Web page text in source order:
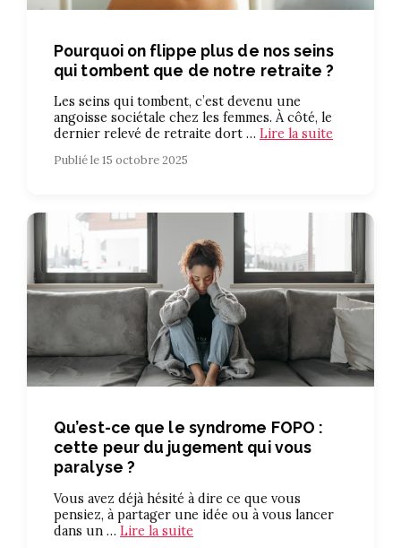
Pourquoi on flippe plus de nos seins
qui tombent que de notre retraite ?
Les seins qui tombent, c’est devenu une
angoisse sociétale chez les femmes. À côté, le
dernier relevé de retraite dort … Lire la suite
Publié le 15 octobre 2025
Qu’est-ce que le syndrome FOPO :
cette peur du jugement qui vous
paralyse ?
Vous avez déjà hésité à dire ce que vous
pensiez, à partager une idée ou à vous lancer
dans un … Lire la suite